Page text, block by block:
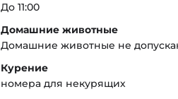
До 11:00
Домашние животные
Домашние животные не
Курение
номера для некурящих